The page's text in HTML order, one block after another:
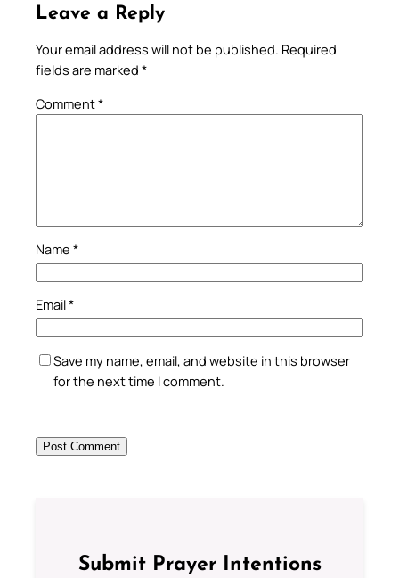
Leave a Reply
Your email address will not be published. Required
fields are marked *
Comment*
Name *
Email*
Save my name, email, and website in this browser
for the next time I comment.
Submit Prayer Intentions